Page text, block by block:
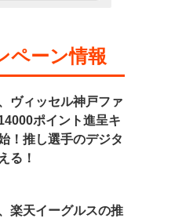
ペーン情報
ヴィッセル神戸ファ
ポイント進呈キ
！推し選手のデジタ
る！
楽天イーグルスの推